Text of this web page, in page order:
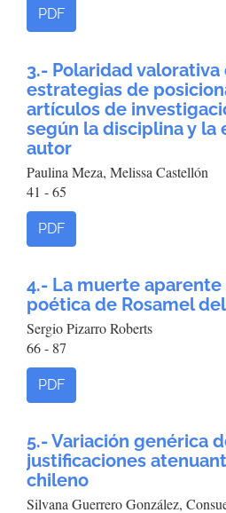
PDF
3.- Polaridad valorativa
estrategias de
artículos de
según la disciplina y la
autor
Paulina Meza, Melissa Castellón
41 - 65
PDF
4.- La muerte aparente
poética de Rosamel
Sergio Pizarro Roberts
66 - 87
PDF
5.- Variación genérica
justificaciones
chileno
Silvana Guerrero González,